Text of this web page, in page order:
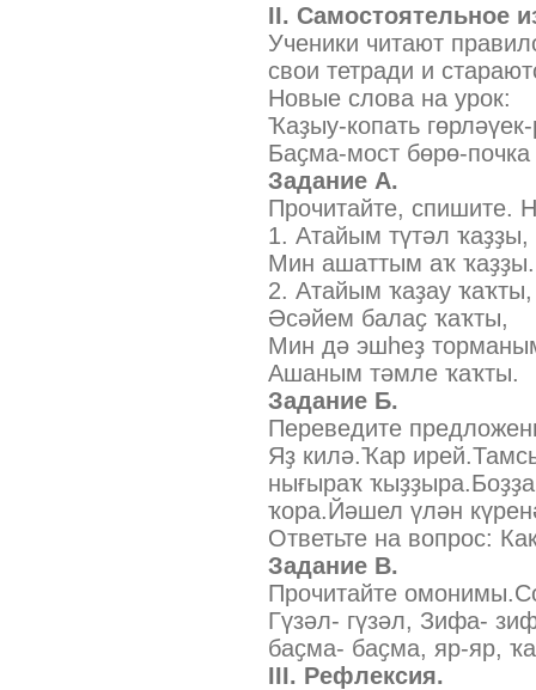
II. Самостоятельное
Ученики читают
свои тетради и
Новые слова на урок:
Ҡаҙыу-копать
Баҫма-мост бөрө-почка
Задание А.
Прочитайте, спишите.
1. Атайым түтәл ҡаҙҙы,
Мин ашаттым аҡ ҡаҙҙы.
2. Атайым ҡаҙау ҡаҡты,
Әсәйем балаҫ ҡаҡты,
Мин дә эшһеҙ
Ашаным тәмле ҡаҡты.
Задание Б.
Переведите
Яҙ килә.Ҡар
нығыраҡ
ҡора.Йәшел үлән
Ответьте на вопрос:
Задание В.
Прочитайте
Гүзәл- гүзәл, Зифа-
баҫма- баҫма, яр-яр,
III. Рефлексия.